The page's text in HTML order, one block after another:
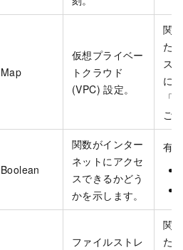
Map
仮想プライベー
トクラウド
(VPC) 設定。
関
た
ス
に
「
ご
Boolean
関数がインター
ネットにアクセ
スできるかどう
かを示します。
有
ファイルストレ
関
た